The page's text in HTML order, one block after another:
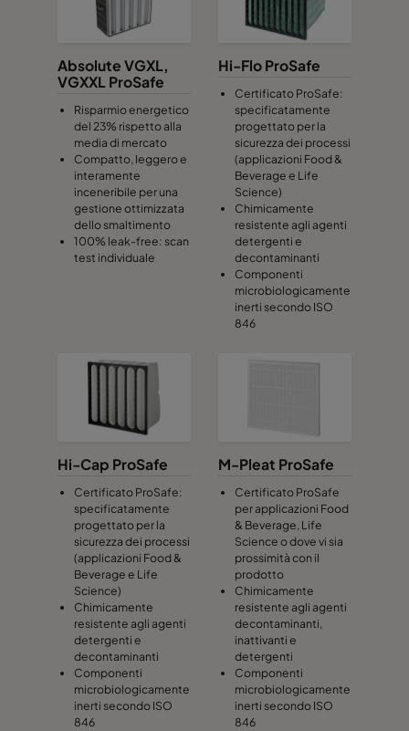
Absolute VGXL,
VGXXL ProSafe
Risparmio energetico
del 23% rispetto alla
media di mercato
Compatto, leggero e
interamente
inceneribile per una
gestione ottimizzata
dello smaltimento
100% leak-free: scan
test individuale
Hi-Flo ProSafe
Certificato ProSafe:
specificatamente
progettato per la
sicurezza dei processi
(applicazioni Food &
Beverage e Life
Science)
Chimicamente
resistente agli agenti
detergenti e
decontaminanti
Componenti
microbiologicamente
inerti secondo ISO
846
Hi-Cap ProSafe
Certificato ProSafe:
specificatamente
progettato per la
sicurezza dei processi
(applicazioni Food &
Beverage e Life
Science)
Chimicamente
resistente agli agenti
detergenti e
decontaminanti
Componenti
microbiologicamente
inerti secondo ISO
846
M-Pleat ProSafe
Certificato ProSafe
per applicazioni Food
& Beverage, Life
Science o dove vi sia
prossimità con il
prodotto
Chimicamente
resistente agli agenti
decontaminanti,
inattivanti e
detergenti
Componenti
microbiologicamente
inerti secondo ISO
846